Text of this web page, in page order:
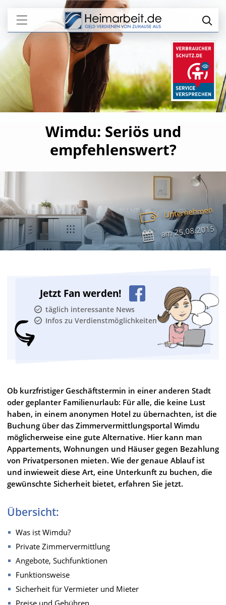
Wimdu: Seriös und
empfehlenswert?
Unternehmen
am25.08.2015
Jetzt Fan werden!
täglich interessante News
Infos zu Verdienstmöglichkeiten
Ob kurzfristiger Geschäftstermin in einer anderen Stadt
oder geplanter Familienurlaub: Für alle, die keine Lust
haben, in einem anonymen Hotel zu übernachten, ist die
Buchung über das Zimmervermittlungsportal Wimdu
möglicherweise eine gute Alternative. Hier kann man
Appartements, Wohnungen und Häuser gegen Bezahlung
von Privatpersonen mieten. Wie der genaue Ablauf ist
und inwieweit diese Art, eine Unterkunft zu buchen, die
gewünschte Sicherheit bietet, erfahren Sie jetzt.
Übersicht:
Was ist Wimdu?
Private Zimmervermittlung
Angebote, Suchfunktionen
Funktionsweise
Sicherheit für Vermieter und Mieter
Preise und Gebühren